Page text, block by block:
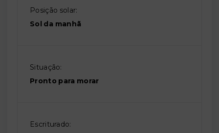
Posição solar:
Sol da manhã
Situação:
Pronto para morar
Escriturado: